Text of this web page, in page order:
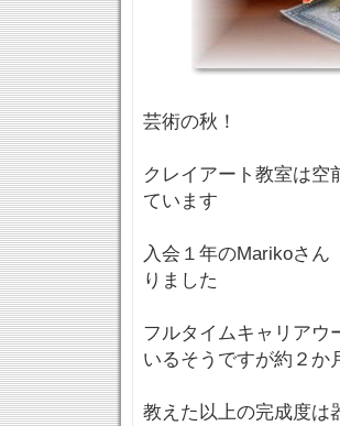
芸術の秋！
クレイアート教室は
ています
入会１年のMarikoさ
りました
フルタイムキャリアウ
いるそうですが約２
教えた以上の完成度